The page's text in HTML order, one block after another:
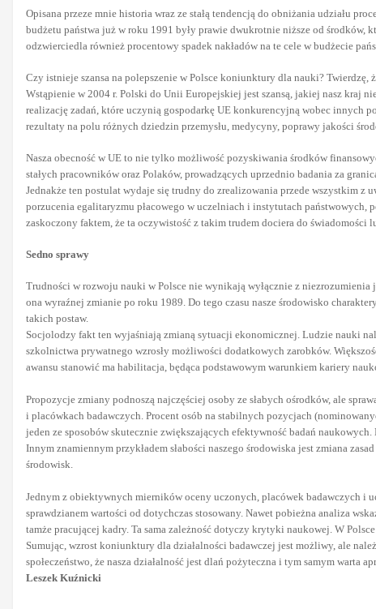
Opisana przeze mnie historia wraz ze stałą tendencją do obniżania udziału
budżetu państwa już w roku 1991 były prawie dwukrotnie niższe od środków,
odzwierciedla również procentowy spadek nakładów na te cele w budżecie
Czy istnieje szansa na polepszenie w Polsce koniunktury dla nauki?
Wstąpienie w 2004 r. Polski do Unii Europejskiej jest szansą, jakiej nasz kraj
realizację zadań, które uczynią gospodarkę UE konkurencyjną wobec innych
rezultaty na polu różnych dziedzin przemysłu, medycyny, poprawy jakości
Nasza obecność w UE to nie tylko możliwość pozyskiwania środków
stałych pracowników oraz Polaków, prowadzących uprzednio badania za
Jednakże ten postulat wydaje się trudny do zrealizowania przede wszystkim z
porzucenia egalitaryzmu płacowego w uczelniach i instytutach państwowych,
zaskoczony faktem, że ta oczywistość z takim trudem dociera do
Sedno sprawy
Trudności w rozwoju nauki w Polsce nie wynikają wyłącznie z niezrozumienia
ona wyraźnej zmianie po roku 1989. Do tego czasu nasze środowisko
takich postaw.
Socjolodzy fakt ten wyjaśniają zmianą sytuacji ekonomicznej. Ludzie nauki
szkolnictwa prywatnego wzrosły możliwości dodatkowych zarobków.
awansu stanowić ma habilitacja, będąca podstawowym warunkiem kariery
Propozycje zmiany podnoszą najczęściej osoby ze słabych ośrodków, ale
i placówkach badawczych. Procent osób na stabilnych pozycjach
jeden ze sposobów skutecznie zwiększających efektywność badań
Innym znamiennym przykładem słabości naszego środowiska jest zmiana
środowisk.
Jednym z obiektywnych mierników oceny uczonych, placówek badawczych i
sprawdzianem wartości od dotychczas stosowany. Nawet pobieżna analiza
tamże pracującej kadry. Ta sama zależność dotyczy krytyki naukowej. W
Sumując, wzrost koniunktury dla działalności badawczej jest możliwy, ale
społeczeństwo, że nasza działalność jest dlań pożyteczna i tym samym warta
Leszek Kuźnicki